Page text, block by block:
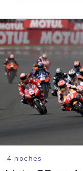
4 noches